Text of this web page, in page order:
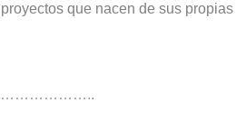
que nacen de sus propias